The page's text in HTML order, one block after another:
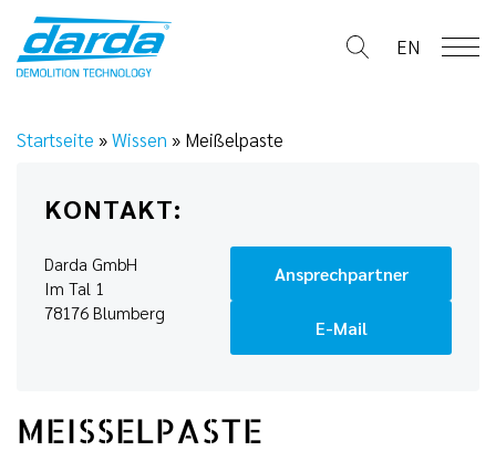
content
EN
Startseite »Wissen » Meißelpaste
KONTAKT:
Darda GmbH
Im Tal 1
78176 Blumberg
Ansprechpartner
E-Mail
MEISSELPASTE